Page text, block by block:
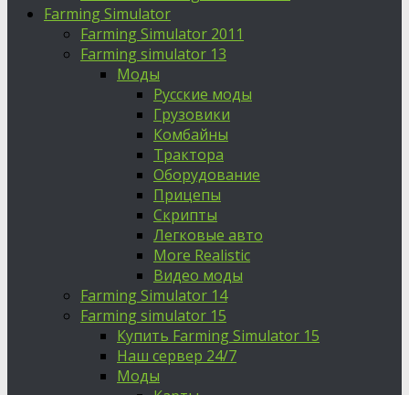
Farming Simulator
Farming Simulator 2011
Farming simulator 13
Моды
Русские моды
Грузовики
Комбайны
Трактора
Оборудование
Прицепы
Скрипты
Легковые авто
More Realistic
Видео моды
Farming Simulator 14
Farming simulator 15
Купить Farming Simulator 15
Наш сервер 24/7
Моды